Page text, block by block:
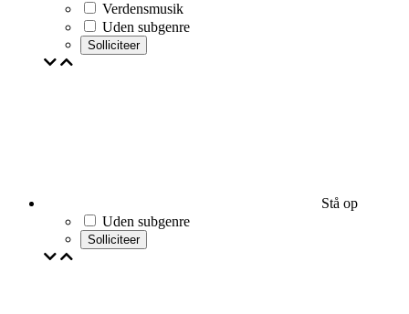
Verdensmusik
Uden subgenre
Solliciteer
Stå op
Uden subgenre
Solliciteer